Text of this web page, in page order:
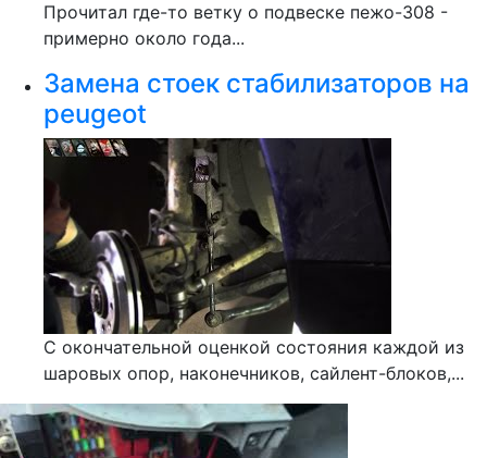
Прочитал где-то ветку о подвеске пежо-308 -
примерно около года...
Замена стоек стабилизаторов на
peugeot
С окончательной оценкой состояния каждой из
шаровых опор, наконечников, сайлент-блоков,...